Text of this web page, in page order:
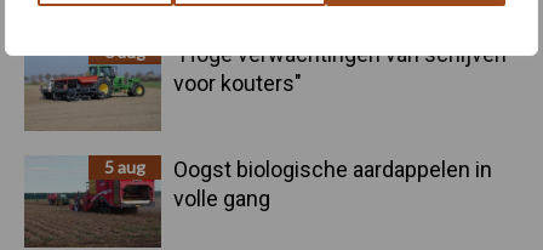
6 aug
"Hoge verwachtingen van schijven
voor kouters"
5 aug
Oogst biologische aardappelen in
volle gang